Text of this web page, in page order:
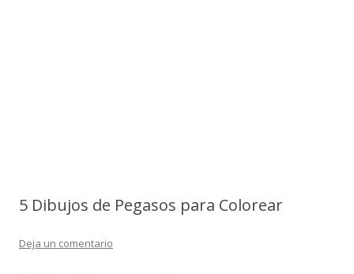
5 Dibujos de Pegasos para Colorear
Deja un comentario